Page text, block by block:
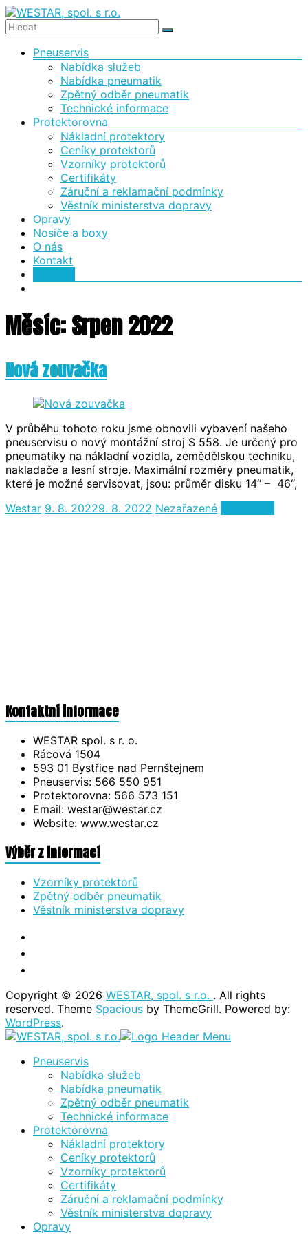
Skip
to
WESTAR,
spol.
Protektorovna
pneuservis
Menu Pneuservis
Nabídka služeb
Nabídka pneumatik
Zpětný odběr pneumatik
Technické informace
Protektorovna
Nákladní protektory
Ceníky protektorů
Vzorníky protektorů
Certifikáty
Záruční a reklamační podmínky
Věstník ministerstva dopravy
Opravy
Nosiče a boxy
O nás
Kontakt
Měsíc:Srpen 2022
Nová zouvačka
V průběhu tohoto roku jsme obnovili vybavení našeho
pneuservisu o nový montážní stroj S 558. Je určený pro
pneumatiky na nákladní vozidla, zemědělskou techniku,
nakladače a lesní stroje. Maximální rozměry pneumatik,
které je možné servisovat, jsou: průměr disku 14“ – 46“,
Westar 9. 8. 20229. 8. 2022 Nezařazené
Kontaktní informace
WESTAR spol. s r. o.
Rácová 1504
593 01 Bystřice nad Pernštejnem
Pneuservis: 566 550 951
Protektorovna: 566 573 151
Email: westar@westar.cz
Website: www.westar.cz
Výběr z informací
Vzorníky protektorů
Zpětný odběr pneumatik
Věstník ministerstva dopravy
Copyright © 2026 WESTAR, spol. s r.o. . All rights
reserved. Theme Spacious by ThemeGrill. Powered by:
WordPress.
Pneuservis
Nabídka služeb
Nabídka pneumatik
Zpětný odběr pneumatik
Technické informace
Protektorovna
Nákladní protektory
Ceníky protektorů
Vzorníky protektorů
Certifikáty
Záruční a reklamační podmínky
Věstník ministerstva dopravy
Opravy